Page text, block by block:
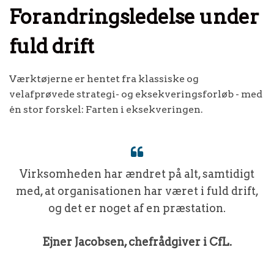
Forandringsledelse under
fuld drift
Værktøjerne er hentet fra klassiske og
velafprøvede strategi- og eksekveringsforløb - med
én stor forskel: Farten i eksekveringen.
Virksomheden har ændret på alt, samtidigt
med, at organisationen har været i fuld drift,
og det er noget af en præstation.
Ejner Jacobsen, chefrådgiver i CfL.